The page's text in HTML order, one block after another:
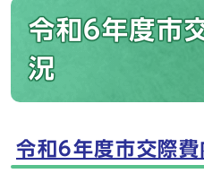
令和6年度市
況
メインメニュー
令和6年度市交際費